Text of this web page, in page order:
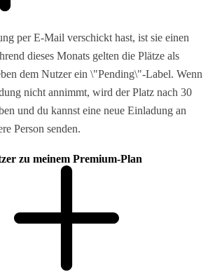
per E-Mail verschickt hast, ist sie einen
dieses Monats gelten die Plätze als
dem Nutzer ein \"Pending\"-Label. Wenn
nicht annimmt, wird der Platz nach 30
und du kannst eine neue Einladung an
Person senden.
zu meinem Premium-Plan